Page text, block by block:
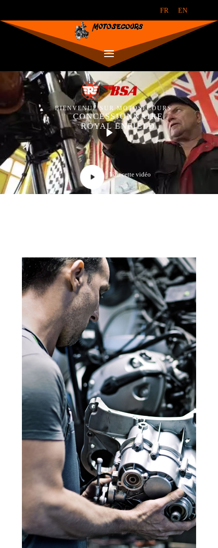
FR EN
CONCESSIONNAIRE
ROYAL ENFIELD
BIENVENUE SUR MOTOSECOURS
Voir cette vidéo